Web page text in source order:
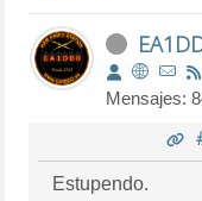
Mensajes:
Estupendo.